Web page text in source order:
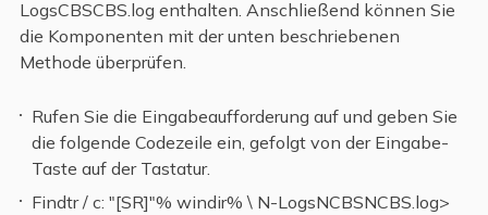
LogsCBSCBS.log enthalten. Anschließend können Sie
die Komponenten mit der unten beschriebenen
Methode überprüfen.
Rufen Sie die Eingabeaufforderung auf und geben Sie
die folgende Codezeile ein, gefolgt von der Eingabe-
Taste auf der Tastatur.
Findtr / c: "[SR]"% windir% \ N-LogsNCBSNCBS.log>